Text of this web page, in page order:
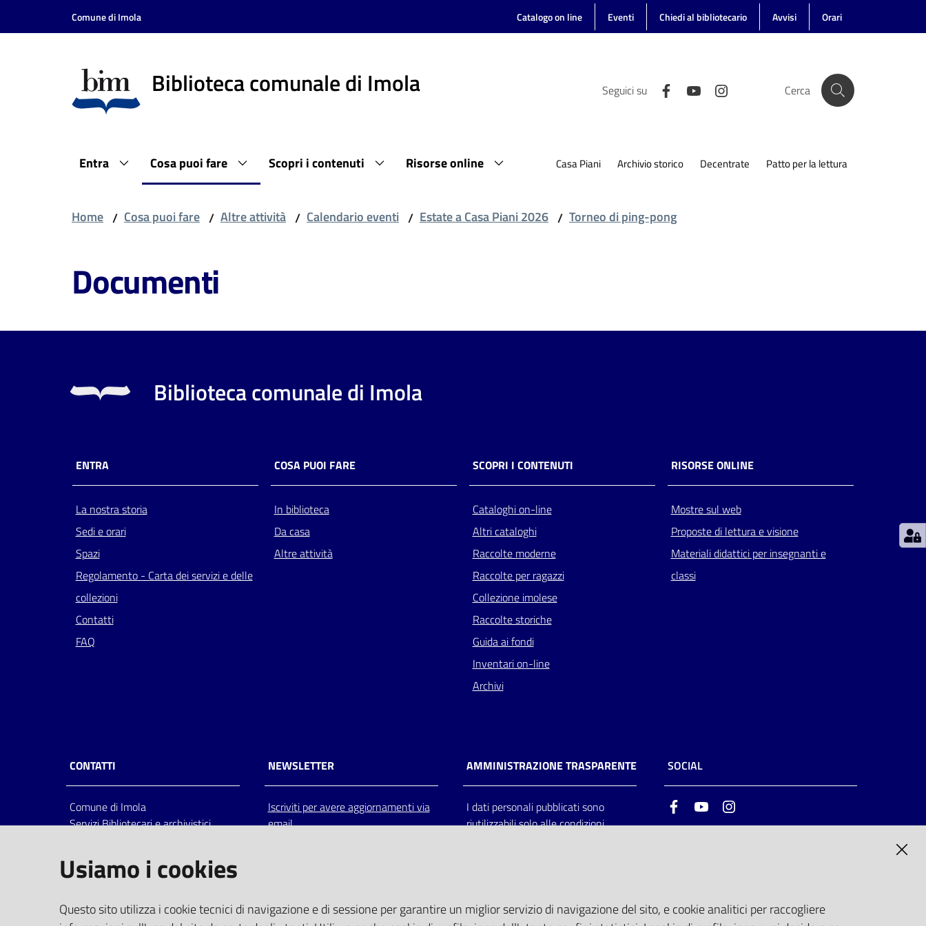
Vai al contenuto
Vai alla navigazione
Comune di Imola Catalogo on line Eventi Chiedi al bibliotecario Avvisi Orari
Biblioteca comunale di Imola Seguici su Cerca
Entra Cosa puoi fare Scopri i contenuti Risorse online Casa Piani Archivio storico Decentrate Patto per la lettura
Home / Cosa puoi fare / Altre attività / Calendario eventi / Estate a Casa Piani 2026 / Torneo di ping-pong
Documenti
Biblioteca comunale di Imola
ENTRA
La nostra storia
Sedi e orari
Spazi
Regolamento - Carta dei servizi e delle
collezioni
Contatti
FAQ
COSA PUOI FARE
In biblioteca
Da casa
Altre attività
SCOPRI I CONTENUTI
Cataloghi on-line
Altri cataloghi
Raccolte moderne
Raccolte per ragazzi
Collezione imolese
Raccolte storiche
Guida ai fondi
Inventari on-line
Archivi
RISORSE ONLINE
Mostre sul web
Proposte di lettura e visione
Materiali didattici per insegnanti e
classi
CONTATTI
Comune di Imola
Servizi Bibliotecari e archivistici
Italia
centralino: tel 0542.6026.36 fax
bim@comune.imola.bo.it
PEC
NEWSLETTER
Iscriviti per avere aggiornamenti via
email
AMMINISTRAZIONE TRASPARENTE
I dati personali pubblicati sono
riutilizzabili solo alle condizioni
SOCIAL
FacebookYoutube
Usiamo i cookies
Questo sito utilizza i cookie tecnici di navigazione e di sessione per garantire un miglior servizio di navigazione del sito, e cookie analitici per raccogliere